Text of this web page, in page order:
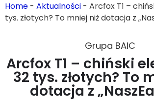
Home - Aktualności - Arcfox T1 –
tys. złotych? To mniej niż dotacja z
Grupa BAIC
Arcfox T1 – chiński
32 tys. złotych? To
dotacja z